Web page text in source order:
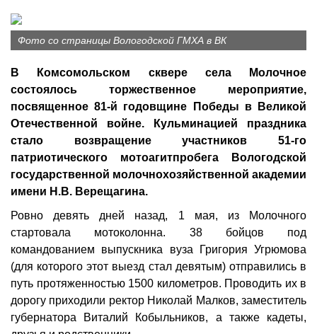
Фото со страницы Вологодской ГМХА в ВК
В Комсомольском сквере села Молочное
состоялось торжественное мероприятие,
посвященное 81-й годовщине Победы в Великой
Отечественной войне. Кульминацией праздника
стало возвращение участников 51-го
патриотического мотоагитпробега Вологодской
государственной молочнохозяйственной академии
имени Н.В. Верещагина.
Ровно девять дней назад, 1 мая, из Молочного
стартовала мотоколонна. 38 бойцов под
командованием выпускника вуза Григория Угрюмова
(для которого этот выезд стал девятым) отправились в
путь протяженностью 1500 километров. Проводить их в
дорогу приходили ректор Николай Малков, заместитель
губернатора Виталий Кобыльников, а также кадеты,